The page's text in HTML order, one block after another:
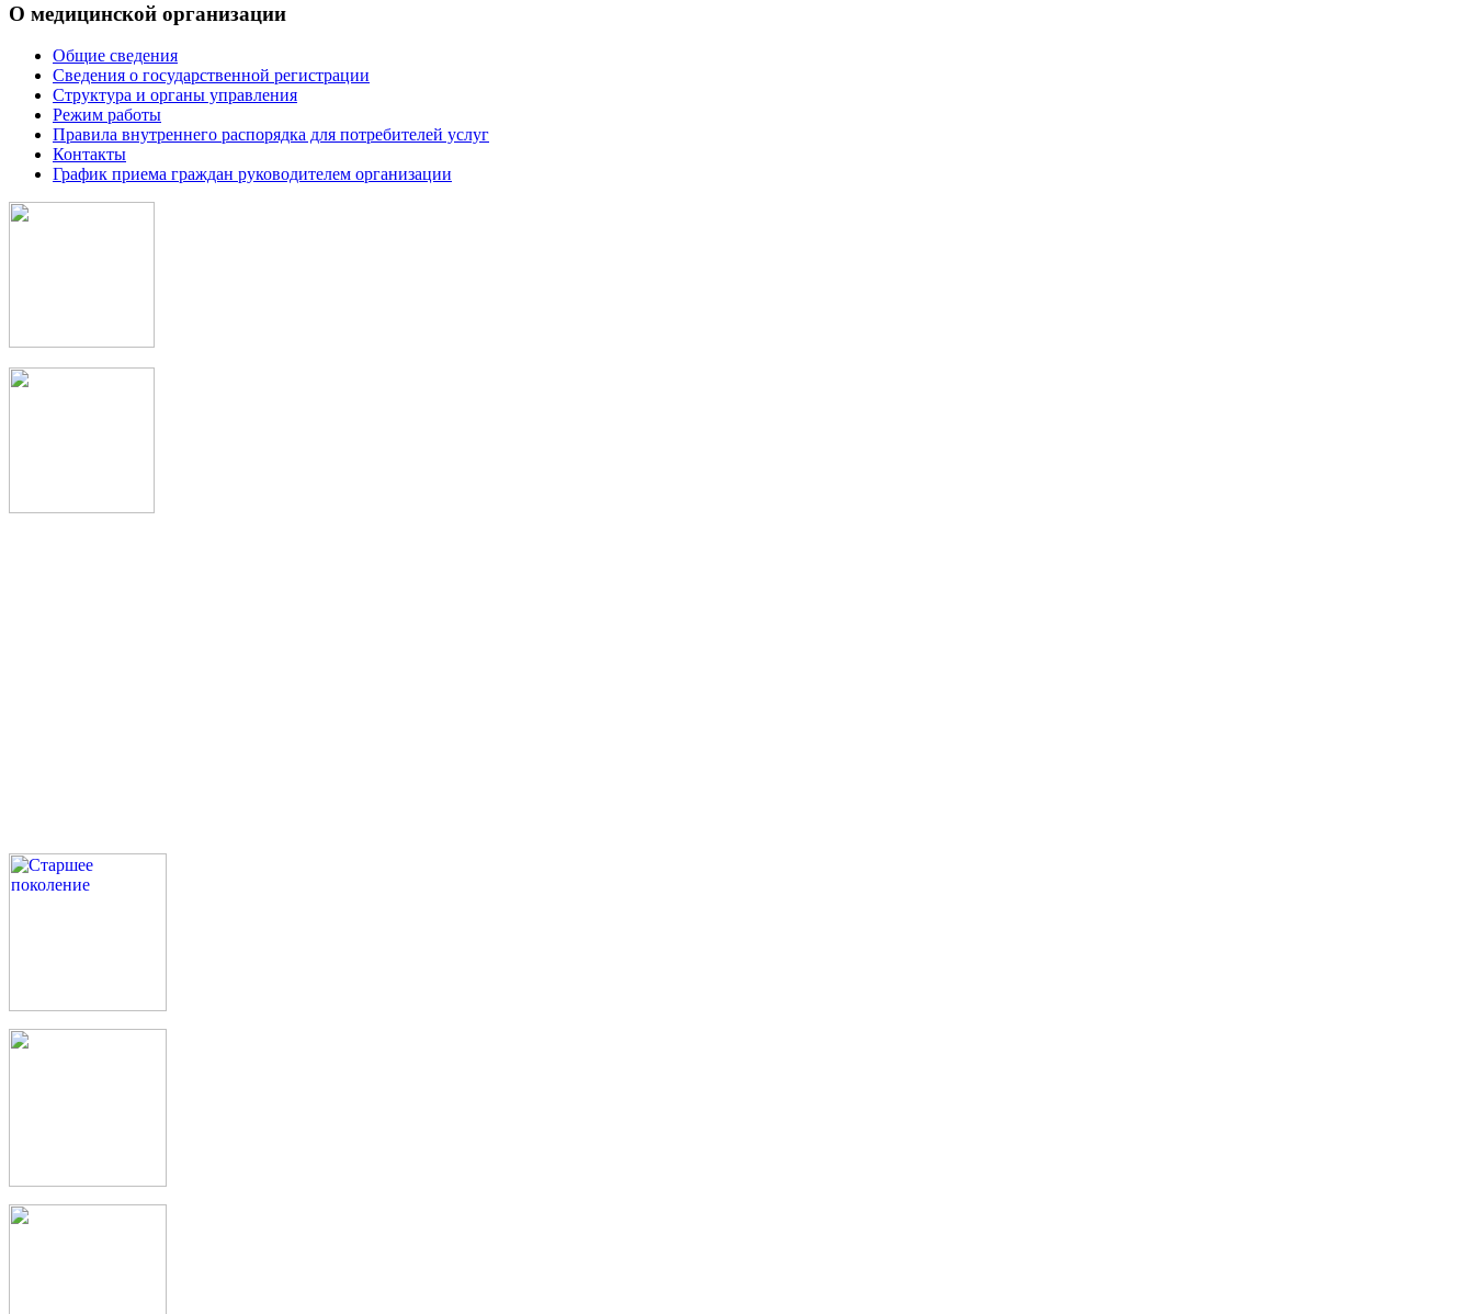
О медицинской организации
Общие сведения
Сведения о государственной регистрации
Структура и органы управления
Режим работы
Правила внутреннего распорядка для потребителей услуг
Контакты
График приема граждан руководителем организации